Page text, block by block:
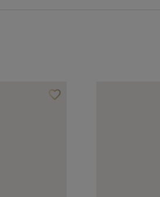
favorite_borderAjouter à vos favoris